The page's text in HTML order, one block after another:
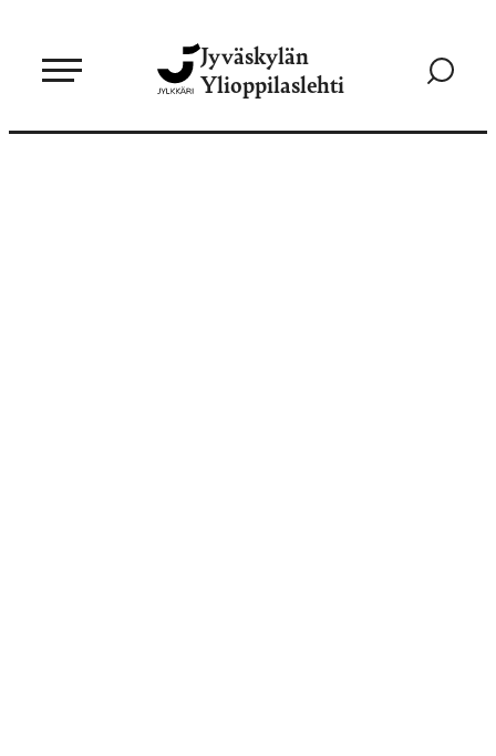
sisältöön
Jyväskylän
Ylioppilaslehti
Siirry